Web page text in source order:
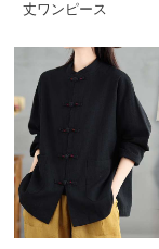
丈ワンピース